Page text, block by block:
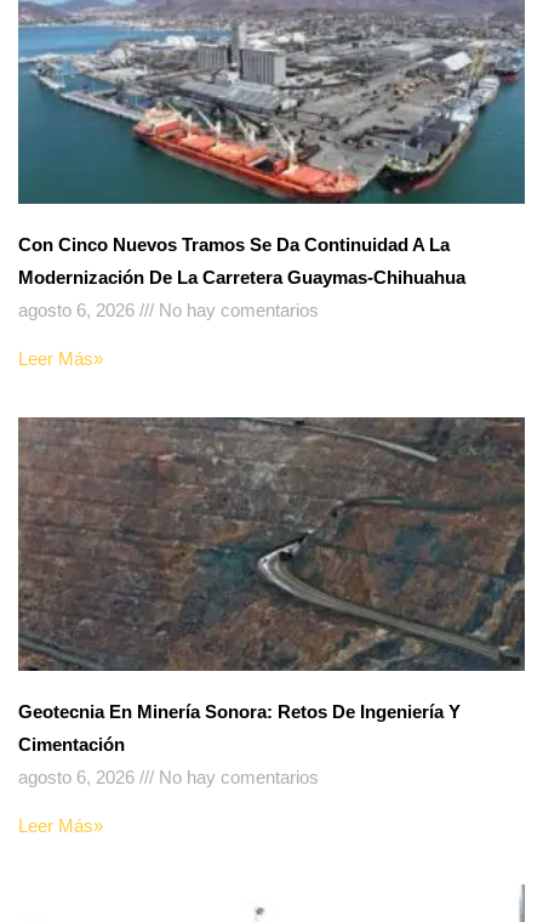
Con Cinco Nuevos Tramos Se Da Continuidad A La
Modernización De La Carretera Guaymas-Chihuahua
agosto 6, 2026
No hay comentarios
Leer Más»
Geotecnia En Minería Sonora: Retos De Ingeniería Y
Cimentación
agosto 6, 2026
No hay comentarios
Leer Más»